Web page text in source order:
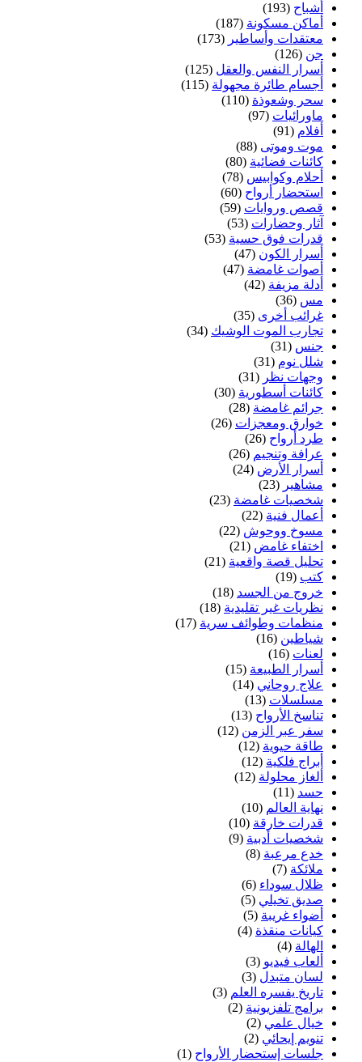
أشباح (193)
أماكن مسكونة (187)
معتقدات وأساطير (173)
جن (126)
أسرار النفس والعقل (125)
أجسام طائرة مجهولة (115)
سحر وشعوذة (110)
ماورائيات (97)
أفلام (91)
موت وموتى (88)
كائنات فضائية (80)
أحلام وكوابيس (78)
استحضار أرواح (60)
قصص وروايات (59)
آثار وحضارات (53)
قدرات فوق حسية (53)
أسرار الكون (47)
أصوات غامضة (47)
أدلة مزيفة (42)
مس (36)
غرائب أخرى (35)
تجارب الموت الوشيك (34)
جنس (31)
شلل نوم (31)
وجهات نظر (31)
كائنات أسطورية (30)
جرائم غامضة (28)
خوارق ومعجزات (26)
طرد أرواح (26)
عرافة وتنجيم (26)
أسرار الأرض (24)
مشاهير (23)
شخصيات غامضة (23)
أعمال فنية (22)
مسوخ ووحوش (22)
اختفاء غامض (21)
تحليل قصة واقعية (21)
كتب (19)
خروج من الجسد (18)
نظريات غير تقليدية (18)
منظمات وطوائف سرية (17)
شياطين (16)
لعنات (16)
أسرار الطبيعة (15)
علاج روحاني (14)
مسلسلات (13)
تناسخ الأرواح (13)
سفر عبر الزمن (12)
طاقة حيوية (12)
أبراج فلكية (12)
ألغاز محلولة (12)
حسد (11)
نهاية العالم (10)
قدرات خارقة (10)
شخصيات أدبية (9)
خدع مرعبة (8)
ملائكة (7)
ظلال سوداء (6)
صديق تخيلي (5)
أضواء غريبة (5)
كيانات منقذة (4)
الهالة (4)
ألعاب فيديو (3)
لسان متبدل (3)
تاريخ يفسره العلم (3)
برامج تلفزيونية (2)
خيال علمي (2)
تنويم إيحائي (2)
جلسات إستحضار الأرواح (1)